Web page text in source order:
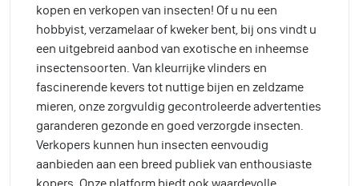
kopen en verkopen van insecten! Of u nu een
hobbyist, verzamelaar of kweker bent, bij ons vindt u
een uitgebreid aanbod van exotische en inheemse
insectensoorten. Van kleurrijke vlinders en
fascinerende kevers tot nuttige bijen en zeldzame
mieren, onze zorgvuldig gecontroleerde advertenties
garanderen gezonde en goed verzorgde insecten.
Verkopers kunnen hun insecten eenvoudig
aanbieden aan een breed publiek van enthousiaste